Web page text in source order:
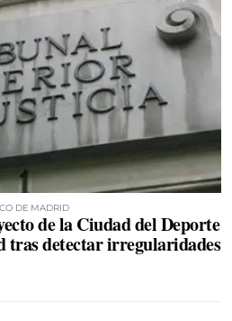
DE MADRID
de la Ciudad del Deporte
detectar irregularidades